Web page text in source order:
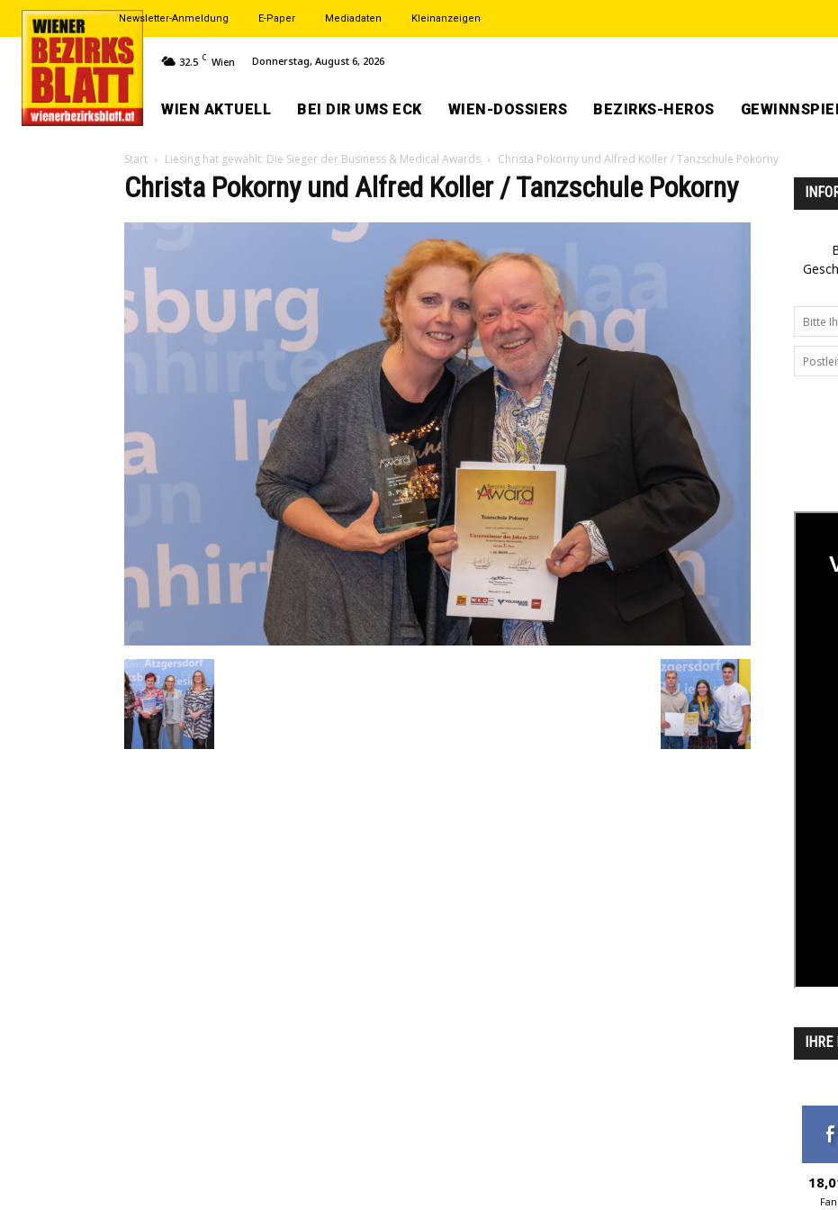
Newsletter-Anmeldung E-Paper Mediadaten Kleinanzeigen
32.5 C Wien Donnerstag, August 6, 2026
WIEN AKTUELL BEI DIR UMS ECK WIEN-DOSSIERS BEZIRKS-HEROS
Start Liesing hat gewählt: Die Sieger der Business & Medical Awards Christa Pokorny und Alfred Koller / Tanzschule Pokorny
Christa Pokorny und Alfred Koller / Tanzschule Pokorny
IHRE